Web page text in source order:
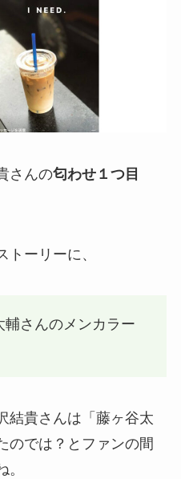
さんの匂わせ１つ目
ーリーに、
さんのメンカラー
結貴さんは「藤ヶ谷太
のでは？とファンの間